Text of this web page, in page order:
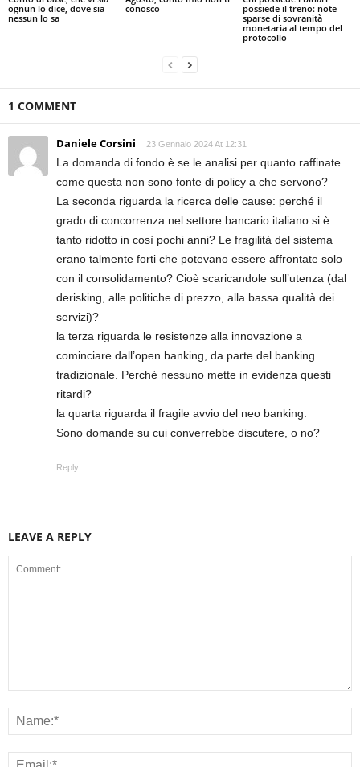
ognun lo dice, dove sia
nessun lo sa
conosco
possiede il treno: note
sparse di sovranità
monetaria al tempo del
protocollo
1 COMMENT
Daniele Corsini 23 Gennaio 2024 At 12:31
La domanda di fondo è se le analisi per quanto raffinate
come questa non sono fonte di policy a che servono?
La seconda riguarda la ricerca delle cause: perché il
grado di concorrenza nel settore bancario italiano si è
tanto ridotto in così pochi anni? Le fragilità del sistema
erano talmente forti che potevano essere affrontate solo
con il consolidamento? Cioè scaricandole sull’utenza (dal
derisking, alle politiche di prezzo, alla bassa qualità dei
servizi)?
la terza riguarda le resistenze alla innovazione a
cominciare dall’open banking, da parte del banking
tradizionale. Perchè nessuno mette in evidenza questi
ritardi?
la quarta riguarda il fragile avvio del neo banking.
Sono domande su cui converrebbe discutere, o no?
Reply
LEAVE A REPLY